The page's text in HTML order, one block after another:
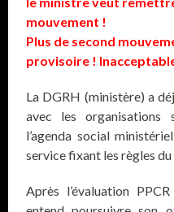
mouvement !
Plus de second
provisoire !
La DGRH (ministère) a
avec les organisations
l’agenda social
service fixant les règles
Après l’évaluation